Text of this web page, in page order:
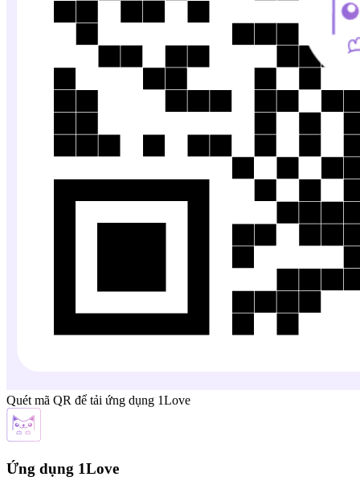
Quét mã QR để tải ứng dụng 1Love
Ứng dụng 1Love